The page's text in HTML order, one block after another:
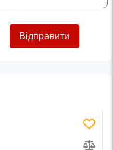
Відправити